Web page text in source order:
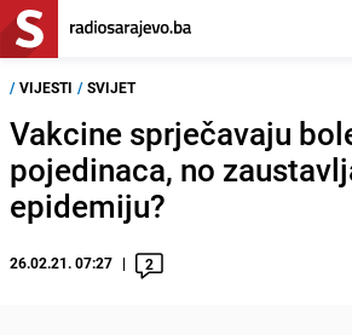
/ VIJESTI / SVIJET
Vakcine sprječavaju
pojedinaca, no
epidemiju?
26.02.21. 07:27 2